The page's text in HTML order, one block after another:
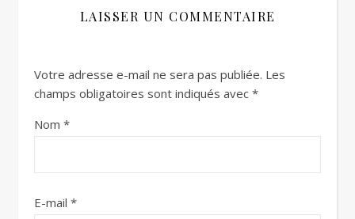
LAISSER UN COMMENTAIRE
Votre adresse e-mail ne sera pas publiée. Les
champs obligatoires sont indiqués avec *
Nom *
E-mail *